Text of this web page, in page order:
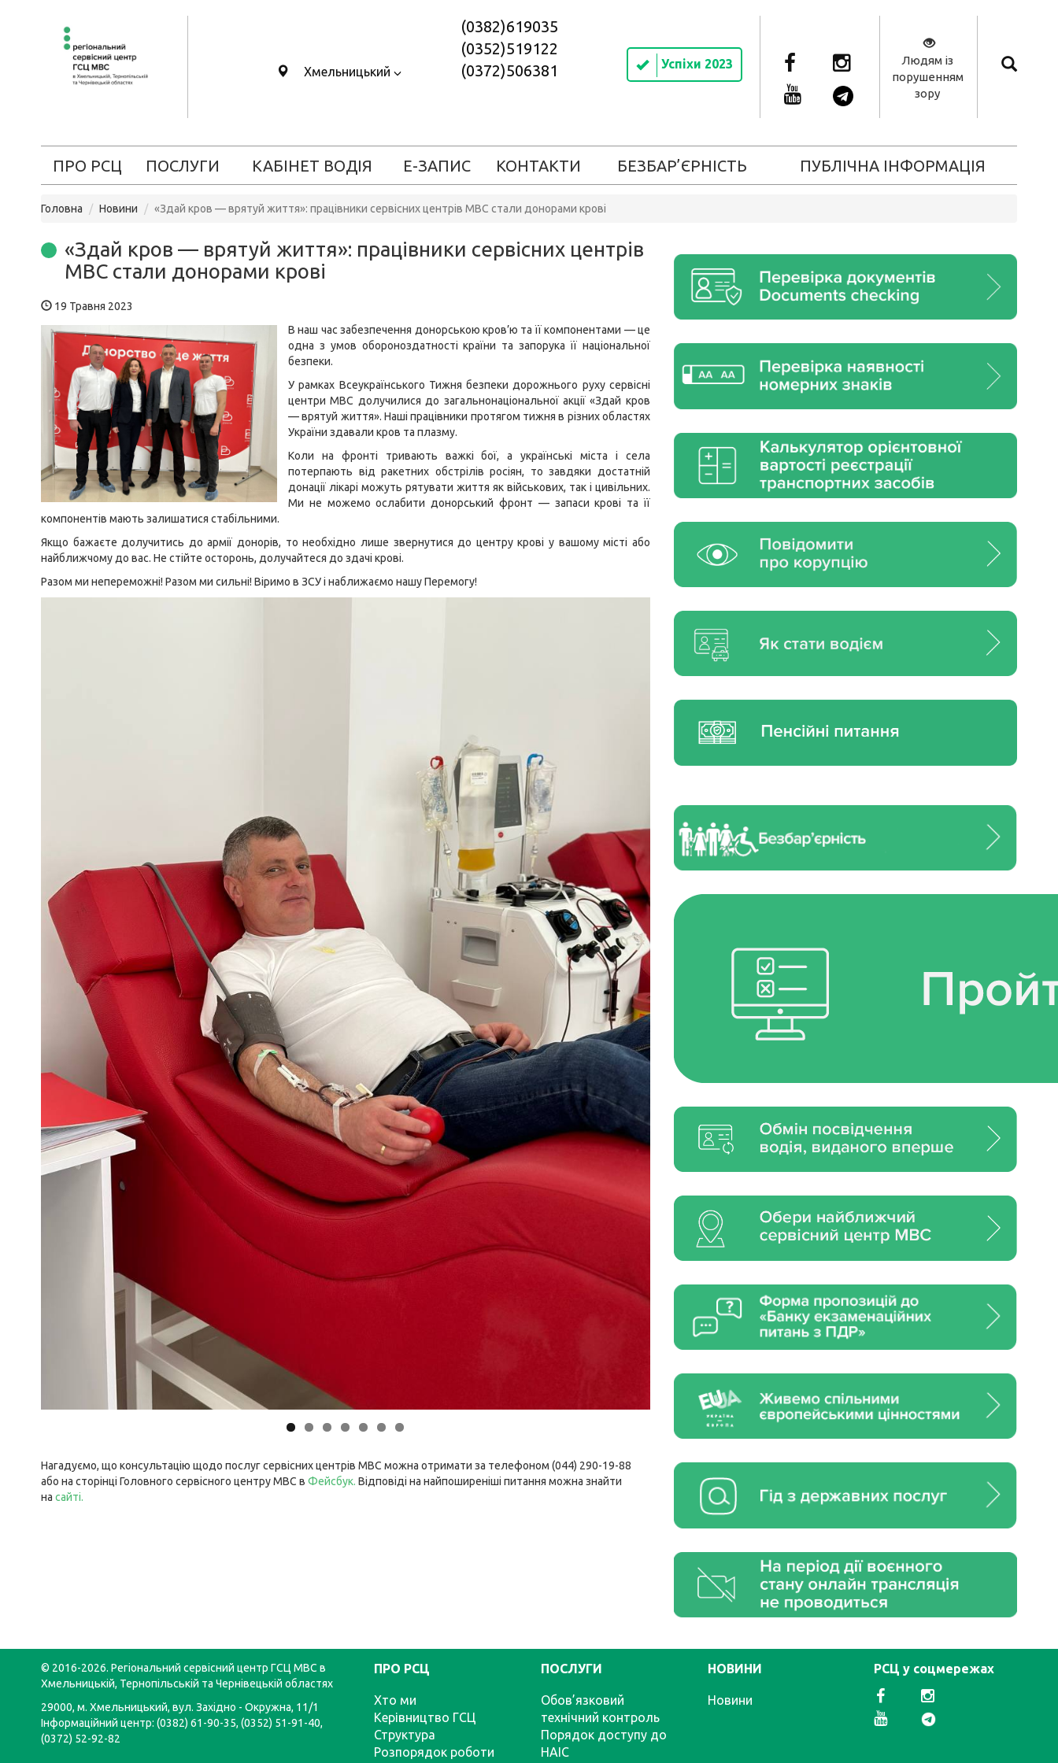
Хмельницький
(0382)619035
(0352)519122
(0372)506381
Успіхи 2023
Людям із
порушенням
зору
ПРО РСЦ ПОСЛУГИ КАБІНЕТ ВОДІЯ Е-ЗАПИС КОНТАКТИ БЕЗБАР’ЄРНІСТЬ ПУБЛІЧНА ІНФОРМАЦІЯ
Головна Новини «Здай кров — врятуй життя»: працівники сервісних центрів МВС стали донорами крові
«Здай кров — врятуй життя»: працівники сервісних центрів
МВС стали донорами крові
19 Травня 2023
В наш час забезпечення донорською кров’ю та її компонентами — це
одна з умов обороноздатності країни та запорука її національної
безпеки.
У рамках Всеукраїнського Тижня безпеки дорожнього руху сервісні
центри МВС долучилися до загальнонаціональної акції «Здай кров
— врятуй життя». Наші працівники протягом тижня в різних областях
України здавали кров та плазму.
Коли на фронті тривають важкі бої, а українські міста і села
потерпають від ракетних обстрілів росіян, то завдяки достатній
донації лікарі можуть рятувати життя як військових, так і цивільних.
Ми не можемо ослабити донорський фронт — запаси крові та її
компонентів мають залишатися стабільними.
Якщо бажаєте долучитись до армії донорів, то необхідно лише звернутися до центру крові у вашому місті або
найближчому до вас. Не стійте осторонь, долучайтеся до здачі крові.
Разом ми непереможні! Разом ми сильні! Віримо в ЗСУ і наближаємо нашу Перемогу!
Нагадуємо, що консультацію щодо послуг сервісних центрів МВС можна отримати за телефоном (044) 290-19-88
або на сторінці Головного сервісного центру МВС в Фейсбук. Відповіді на найпоширеніші питання можна знайти
на сайті.
© 2016-2026. Регіональний сервісний центр ГСЦ МВС в
Хмельницькій, Тернопільській та Чернівецькій областях
29000, м. Хмельницький, вул. Західно - Окружна, 11/1
Інформаційний центр: (0382) 61-90-35, (0352) 51-91-40,
(0372) 52-92-82
ПРО РСЦ
Хто ми
Керівництво ГСЦ
Структура
Розпорядок роботи
ПОСЛУГИ
Обов’язковий
технічний контроль
Порядок доступу до
НАІС
НОВИНИ
Новини
РСЦ у соцмережах